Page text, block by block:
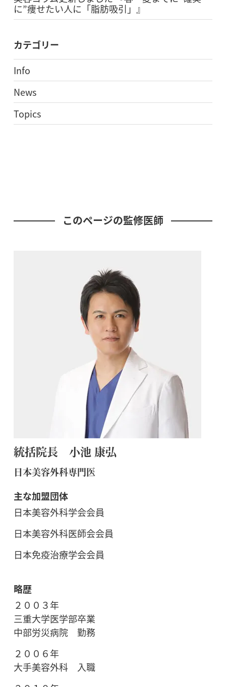
に”痩せたい人に「脂肪吸引」』
カテゴリー
Info
News
Topics
このページの監修医師
統括院長 小池 康弘
日本美容外科専門医
主な加盟団体
日本美容外科学会会員
日本美容外科医師会会員
日本免疫治療学会会員
略歴
２００３年
三重大学医学部卒業
中部労災病院 勤務
２００６年
大手美容外科 入職